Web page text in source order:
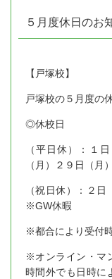
５月度休日のお
【戸塚校】
戸塚校の５月度の
◎休校日
（平日休）：１
（月）２９日（月）
（祝日休）：２
※GW休暇
※都合により受付
※オンライン・マ
時間外でも日時に